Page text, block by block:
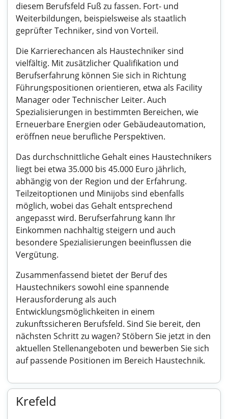
diesem Berufsfeld Fuß zu fassen. Fort- und
Weiterbildungen, beispielsweise als staatlich
geprüfter Techniker, sind von Vorteil.
Die Karrierechancen als Haustechniker sind
vielfältig. Mit zusätzlicher Qualifikation und
Berufserfahrung können Sie sich in Richtung
Führungspositionen orientieren, etwa als Facility
Manager oder Technischer Leiter. Auch
Spezialisierungen in bestimmten Bereichen, wie
Erneuerbare Energien oder Gebäudeautomation,
eröffnen neue berufliche Perspektiven.
Das durchschnittliche Gehalt eines Haustechnikers
liegt bei etwa 35.000 bis 45.000 Euro jährlich,
abhängig von der Region und der Erfahrung.
Teilzeitoptionen und Minijobs sind ebenfalls
möglich, wobei das Gehalt entsprechend
angepasst wird. Berufserfahrung kann Ihr
Einkommen nachhaltig steigern und auch
besondere Spezialisierungen beeinflussen die
Vergütung.
Zusammenfassend bietet der Beruf des
Haustechnikers sowohl eine spannende
Herausforderung als auch
Entwicklungsmöglichkeiten in einem
zukunftssicheren Berufsfeld. Sind Sie bereit, den
nächsten Schritt zu wagen? Stöbern Sie jetzt in den
aktuellen Stellenangeboten und bewerben Sie sich
auf passende Positionen im Bereich Haustechnik.
Krefeld